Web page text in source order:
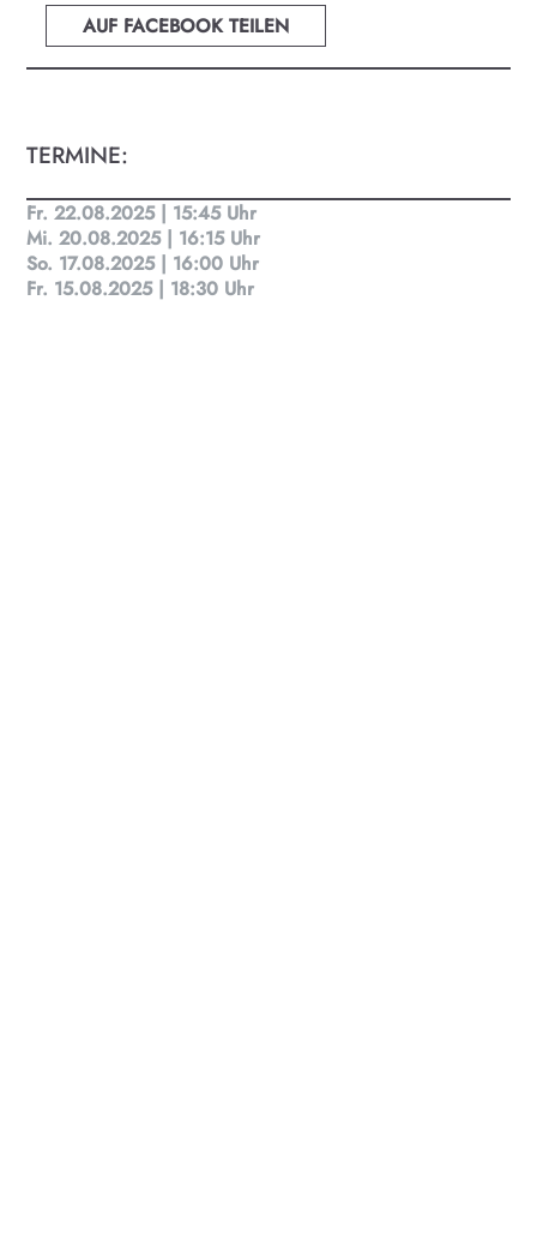
AUF FACEBOOK TEILEN
TERMINE:
Fr. 22.08.2025 | 15:45 Uhr
Mi. 20.08.2025 | 16:15 Uhr
So. 17.08.2025 | 16:00 Uhr
Fr. 15.08.2025 | 18:30 Uhr
KULTplan ABO
Kultur in Salzburg auf einen Blick